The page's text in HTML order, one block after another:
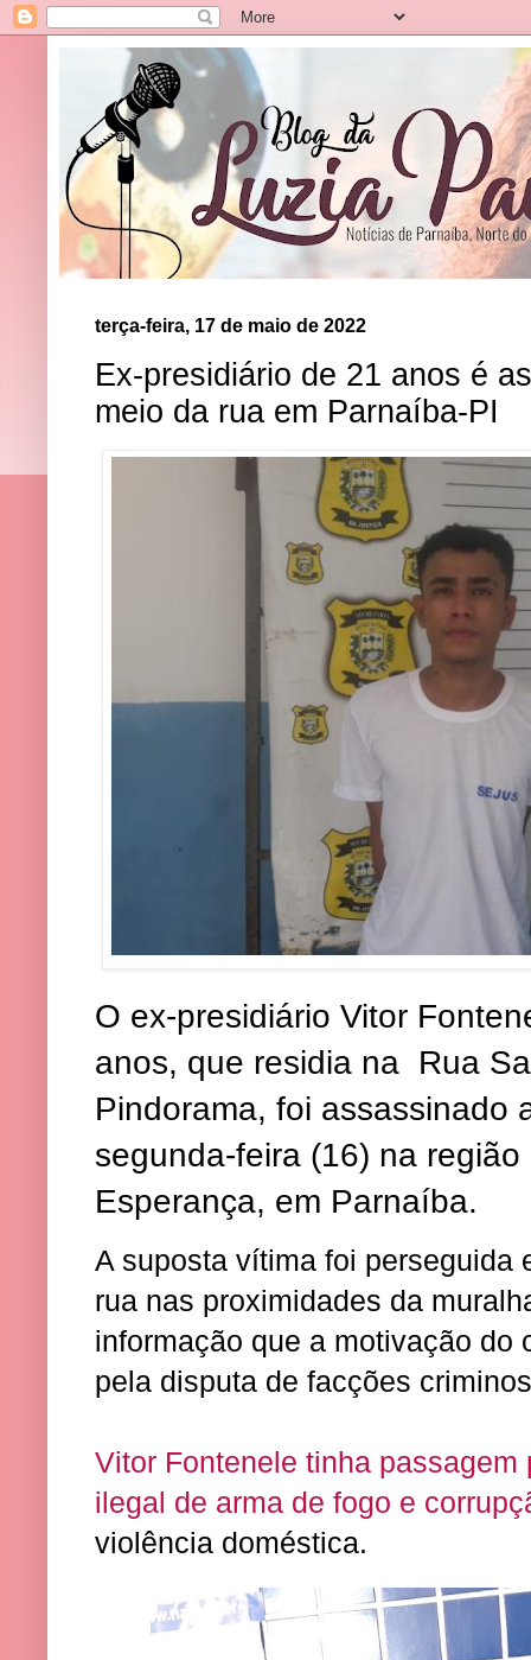
terça-feira, 17 de maio de 2022
Ex-presidiário de 21 anos é
meio da rua em Parnaíba-PI
O ex-presidiário Vitor
anos, que residia na Rua
Pindorama, foi assassinado
segunda-feira (16) na
Esperança, em Parnaíba.
A suposta vítima foi perseguida
rua nas proximidades da
informação que a motivação do
pela disputa de facções
Vitor Fontenele tinha
ilegal de arma de fogo e
violência doméstica.